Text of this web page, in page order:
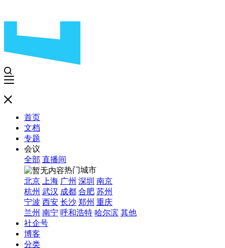
首页
文档
专题
会议
全部 直播间
热门城市
北京
上海 广州 深圳 南京
杭州 武汉 成都 合肥 苏州
宁波 西安 长沙 郑州 重庆
兰州 南宁 呼和浩特 哈尔滨 其他
社企号
博客
分类